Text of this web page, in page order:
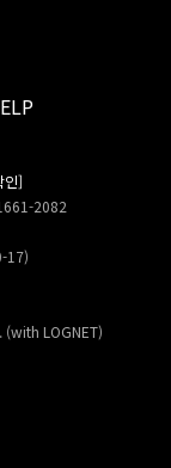
인]
2082
17)
LOGNET)